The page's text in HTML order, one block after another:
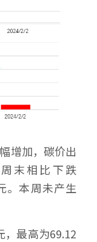
增加，碳价出
末相比下跌
。本周未产生
，最高为69.12